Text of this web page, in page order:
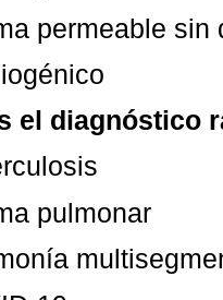
permeable sin
el diagnóstico
pulmonar